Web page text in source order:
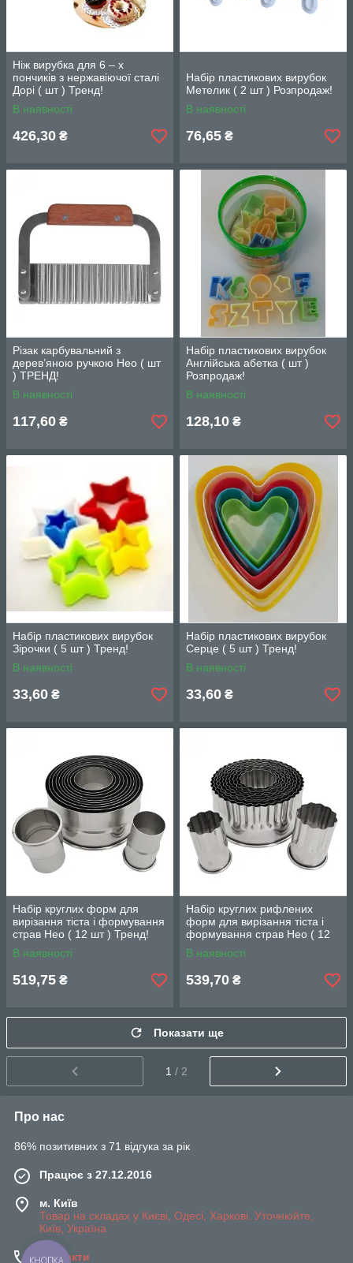
Ніж вирубка для 6 – х
пончиків з нержавіючої сталі
Дорі ( шт ) Тренд!
В наявності
426,30 ₴
Набір пластикових вирубок
Метелик ( 2 шт ) Розпродаж!
В наявності
76,65 ₴
Різак карбувальний з
дерев’яною ручкою Нео ( шт
) ТРЕНД!
В наявності
117,60 ₴
Набір пластикових вирубок
Англійська абетка ( шт )
Розпродаж!
В наявності
128,10 ₴
Набір пластикових вирубок
Зірочки ( 5 шт ) Тренд!
В наявності
33,60 ₴
Набір пластикових вирубок
Серце ( 5 шт ) Тренд!
В наявності
33,60 ₴
Набір круглих форм для
вирізання тіста і формування
страв Нео ( 12 шт ) Тренд!
В наявності
519,75 ₴
Набір круглих рифлених
форм для вирізання тіста і
формування страв Нео ( 12
шт ) Тренд!
В наявності
539,70 ₴
Показати ще
1 / 2
Про нас
86% позитивних з 71 відгука за рік
Працює з 27.12.2016
м. Київ
Товар на складах у Києві, Одесі, Харкові. Уточнюйте,
Київ, Україна
Контакти